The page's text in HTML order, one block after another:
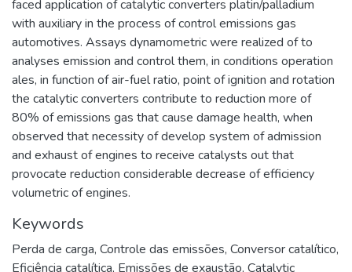
faced application of catalytic converters platin/palladium
with auxiliary in the process of control emissions gas
automotives. Assays dynamometric were realized of to
analyses emission and control them, in conditions operation
ales, in function of air-fuel ratio, point of ignition and rotation
the catalytic converters contribute to reduction more of
80% of emissions gas that cause damage health, when
observed that necessity of develop system of admission
and exhaust of engines to receive catalysts out that
provocate reduction considerable decrease of efficiency
volumetric of engines.
Keywords
Perda de carga, Controle das emissões, Conversor catalítico,
Eficiência catalítica, Emissões de exaustão, Catalytic